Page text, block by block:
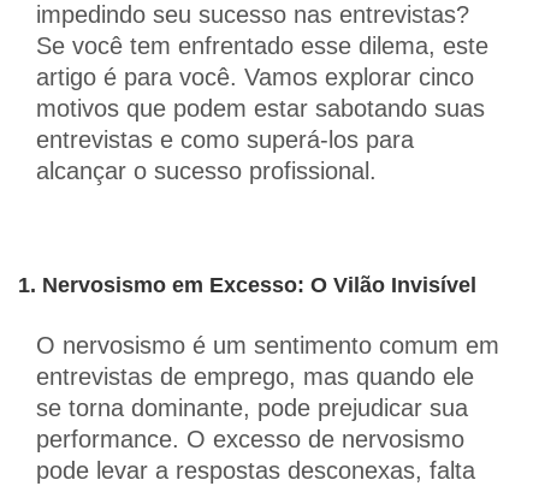
impedindo seu sucesso nas entrevistas?
Se você tem enfrentado esse dilema, este
artigo é para você. Vamos explorar cinco
motivos que podem estar sabotando suas
entrevistas e como superá-los para
alcançar o sucesso profissional.
1. Nervosismo em Excesso: O Vilão Invisível
O nervosismo é um sentimento comum em
entrevistas de emprego, mas quando ele
se torna dominante, pode prejudicar sua
performance. O excesso de nervosismo
pode levar a respostas desconexas, falta